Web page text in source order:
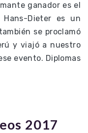
ganador es el
Hans-Dieter es un
se proclamó
y viajó a nuestro
evento. Diplomas
2017